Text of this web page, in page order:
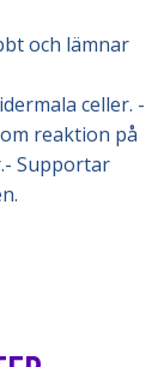
och lämnar
celler. -
reaktion på
Supportar